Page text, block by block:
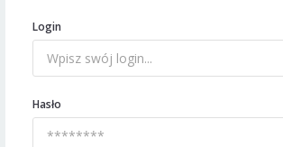
Login
Hasło